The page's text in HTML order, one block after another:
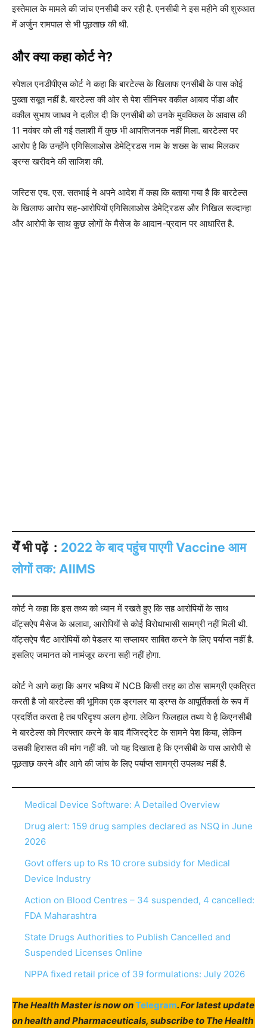
इस्तेमाल के मामले की जांच एनसीबी कर रही है. एनसीबी ने इस महीने की शुरुआत
में अर्जुन रामपाल से भी पूछताछ की थी.
और क्या कहा कोर्ट ने?
स्पेशल एनडीपीएस कोर्ट ने कहा कि बारटेल्स के खिलाफ एनसीबी के पास कोई
पुख्ता सबूत नहीं है. बारटेल्स की ओर से पेश सीनियर वकील आबाद पोंडा और
वकील सुभाष जाधव ने दलील दी कि एनसीबी को उनके मुवक्किल के आवास की
11 नवंबर को ली गई तलाशी में कुछ भी आपत्तिजनक नहीं मिला. बारटेल्स पर
आरोप है कि उन्होंने एगिसिलाओस डेमेट्रिडस नाम के शख्स के साथ मिलकर
ड्रग्स खरीदने की साजिश की.
जस्टिस एच. एस. सतभाई ने अपने आदेश में कहा कि बताया गया है कि बारटेल्स
के खिलाफ आरोप सह-आरोपियों एगिसिलाओस डेमेट्रिडस और निखिल सल्दान्हा
और आरोपी के साथ कुछ लोगों के मैसेज के आदान-प्रदान पर आधारित है.
येँ भी पढ़ें : 2022 के बाद पहुंच पाएगी Vaccine आम
लोगों तक: AIIMS
कोर्ट ने कहा कि इस तथ्य को ध्यान में रखते हुए कि सह आरोपियों के साथ
वॉट्सऐप मैसेज के अलावा, आरोपियों से कोई विरोधाभासी सामग्री नहीं मिली थी.
वॉट्सऐप चैट आरोपियों को पेडलर या सप्लायर साबित करने के लिए पर्याप्त नहीं है.
इसलिए जमानत को नामंजूर करना सही नहीं होगा.
कोर्ट ने आगे कहा कि अगर भविष्य में NCB किसी तरह का ठोस सामग्री एकत्रित
करती है जो बारटेल्स की भूमिका एक ड्रगलर या ड्रग्स के आपूर्तिकर्ता के रूप में
प्रदर्शित करता है तब परिदृश्य अलग होगा. लेकिन फिलहाल तथ्य ये है किएनसीबी
ने बारटेल्स को गिरफ्तार करने के बाद मैजिस्ट्रेट के सामने पेश किया, लेकिन
उसकी हिरासत की मांग नहीं की. जो यह दिखाता है कि एनसीबी के पास आरोपी से
पूछताछ करने और आगे की जांच के लिए पर्याप्त सामग्री उपलब्ध नहीं है.
Medical Device Software: A Detailed Overview
Drug alert: 159 drug samples declared as NSQ in June
2026
Govt offers up to Rs 10 crore subsidy for Medical
Device Industry
Action on Blood Centres – 34 suspended, 4 cancelled:
FDA Maharashtra
State Drugs Authorities to Publish Cancelled and
Suspended Licenses Online
NPPA fixed retail price of 39 formulations: July 2026
The Health Master is now onTelegram. For latest update
on health and Pharmaceuticals, subscribe to The Health